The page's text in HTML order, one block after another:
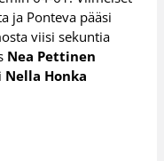
ja Ponteva pääsi
viisi sekuntia
Nea Pettinen
Nella Honka